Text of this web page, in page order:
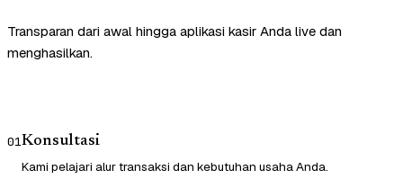
Transparan dari awal hingga aplikasi kasir Anda live dan
menghasilkan.
01Konsultasi
Kami pelajari alur transaksi dan kebutuhan usaha Anda.